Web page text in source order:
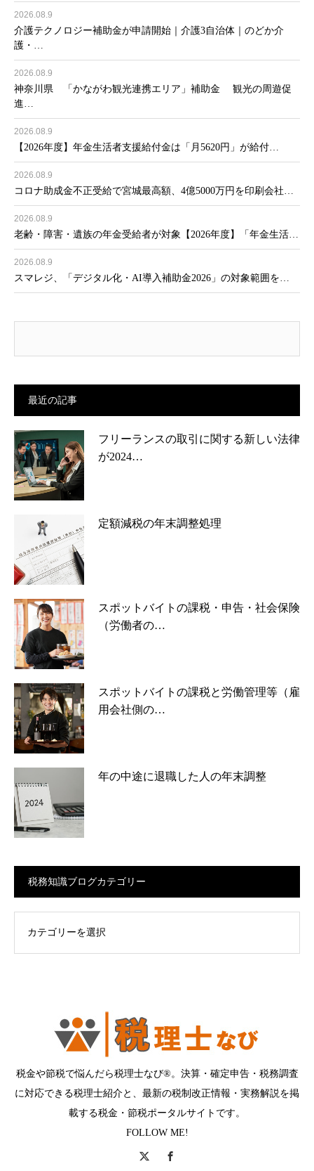
2026.08.9
介護テクノロジー補助金が申請開始｜介護3自治体｜のどか介
護・…
2026.08.9
神奈川県 「かながわ観光連携エリア」補助金 観光の周遊促
進…
2026.08.9
【2026年度】年金生活者支援給付金は「月5620円」が給付…
2026.08.9
コロナ助成金不正受給で宮城最高額、4億5000万円を印刷会社…
2026.08.9
老齢・障害・遺族の年金受給者が対象【2026年度】「年金生活…
2026.08.9
スマレジ、「デジタル化・AI導入補助金2026」の対象範囲を…
最近の記事
フリーランスの取引に関する新しい法律
が2024…
定額減税の年末調整処理
スポットバイトの課税・申告・社会保険
（労働者の…
スポットバイトの課税と労働管理等（雇
用会社側の…
年の中途に退職した人の年末調整
税務知識ブログカテゴリー
税金や節税で悩んだら税理士なび®。決算・確定申告・税務調査
に対応できる税理士紹介と、最新の税制改正情報・実務解説を掲
載する税金・節税ポータルサイトです。
FOLLOW ME!